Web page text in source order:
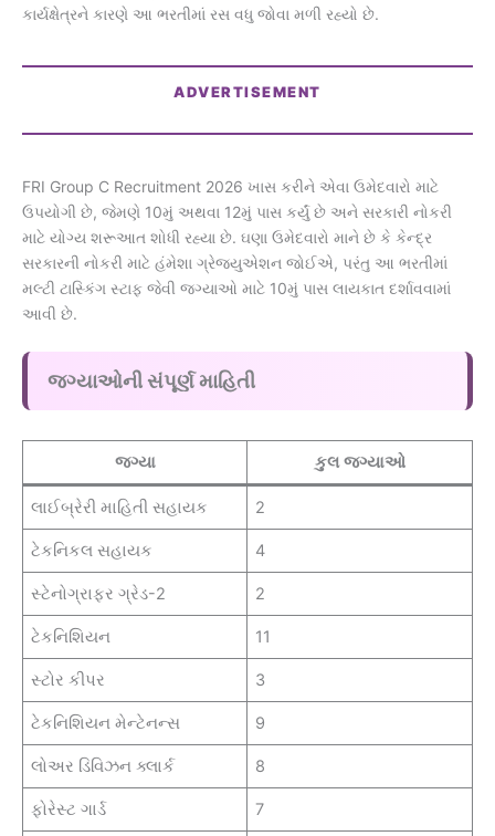
કાર્યક્ષેત્રને કારણે આ ભરતીમાં રસ વધુ જોવા મળી રહ્યો છે.
ADVERTISEMENT
FRI Group C Recruitment 2026 ખાસ કરીને એવા ઉમેદવારો માટે
ઉપયોગી છે, જેમણે 10મું અથવા 12મું પાસ કર્યું છે અને સરકારી નોકરી
માટે યોગ્ય શરૂઆત શોધી રહ્યા છે. ઘણા ઉમેદવારો માને છે કે કેન્દ્ર
સરકારની નોકરી માટે હંમેશા ગ્રેજ્યુએશન જોઈએ, પરંતુ આ ભરતીમાં
મલ્ટી ટાસ્કિંગ સ્ટાફ જેવી જગ્યાઓ માટે 10મું પાસ લાયકાત દર્શાવવામાં
આવી છે.
જગ્યાઓની સંપૂર્ણ માહિતી
જગ્યા કુલ જગ્યાઓ
લાઈબ્રેરી માહિતી સહાયક 2
ટેકનિકલ સહાયક 4
સ્ટેનોગ્રાફર ગ્રેડ-2 2
ટેકનિશિયન 11
સ્ટોર કીપર 3
ટેકનિશિયન મેન્ટેનન્સ 9
લોઅર ડિવિઝન ક્લાર્ક 8
ફોરેસ્ટ ગાર્ડ 7